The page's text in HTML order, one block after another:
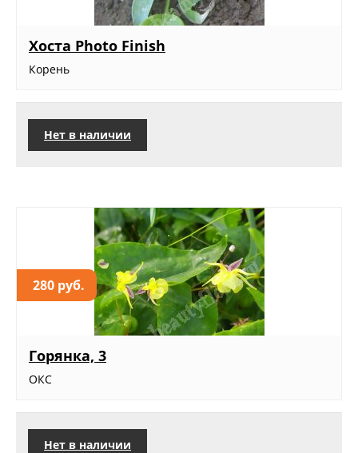
Хоста Photo Finish
Корень
Нет в наличии
280 руб.
Горянка, 3
ОКС
Нет в наличии